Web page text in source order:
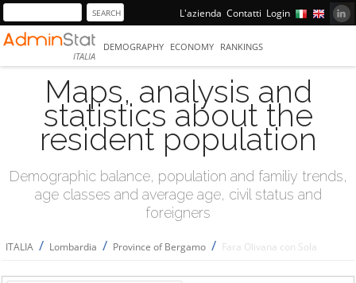
L'azienda Contatti Login
ITALIA
DEMOGRAPHY ECONOMY RANKINGS
Maps, analysis and
statistics about the
resident population
Demographic balance, population and familiy trends,
age classes and average age, civil status and
foreigners
ITALIA / Lombardia / Province of Bergamo / Fara Olivana con Sola